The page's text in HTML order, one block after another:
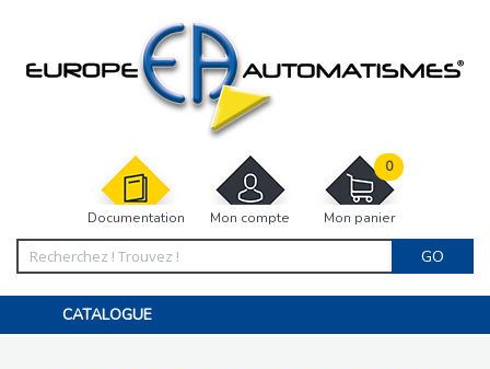
Documentation Mon compte Mon panier
0
GO
CATALOGUE